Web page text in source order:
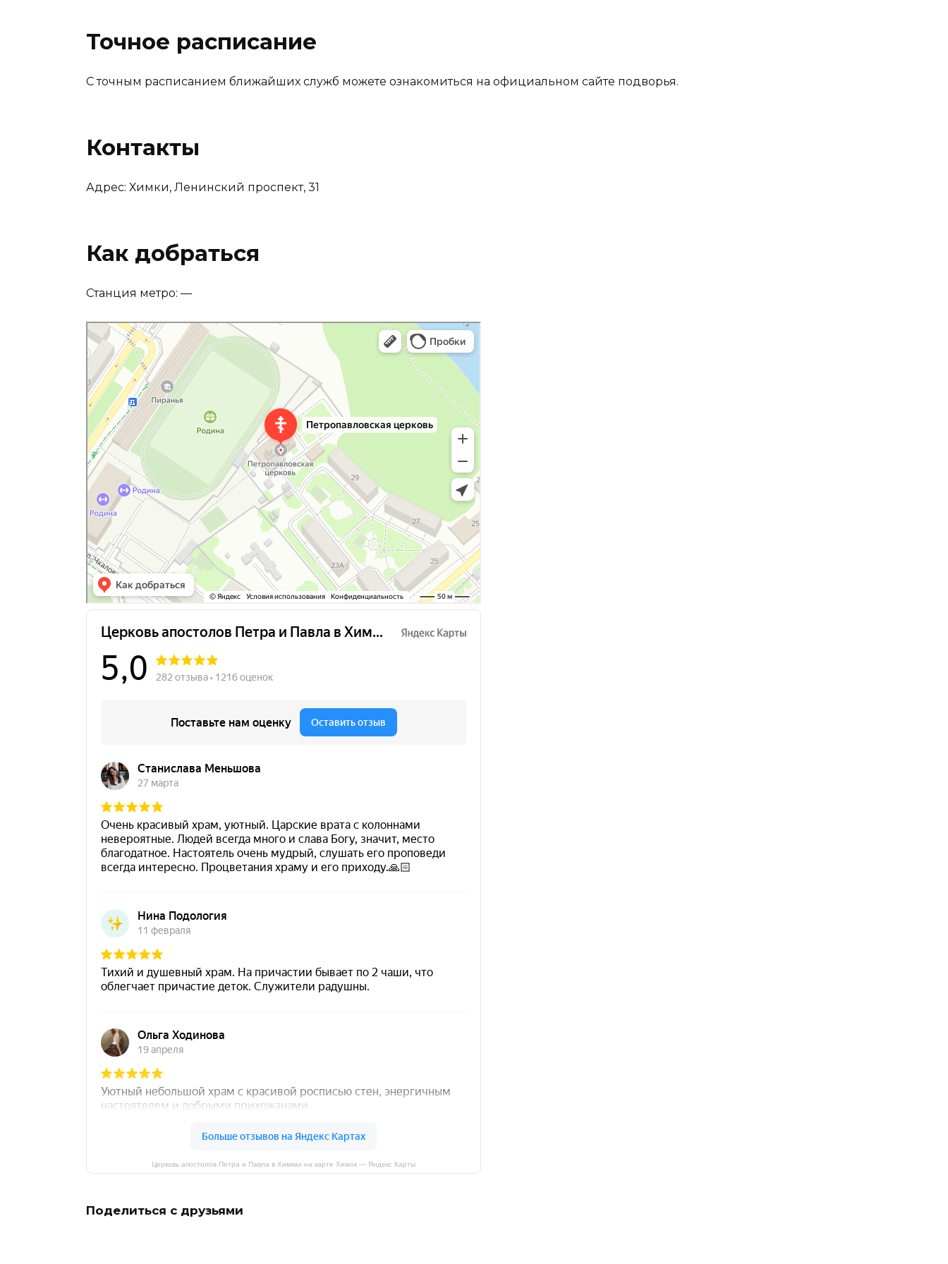
Точное расписание
С точным расписанием ближайших служб можете ознакомиться на официальном сайте подворья.
Контакты
Адрес: Химки, Ленинский проспект, 31
Как добраться
Станция метро: —
Церковь апостолов Петра и Павла в Химках
Православный храм в Химках
Церковь апостолов Петра и Павла в Химках на карте Химок — Яндекс Карты
Поделиться с друзьями